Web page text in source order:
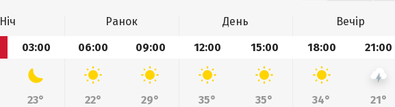
Ніч Ранок День
Вечір
03:00 06:00 09:00 12:00 15:00 18:00 21:00
23° 22° 29° 35° 35° 34°
21°